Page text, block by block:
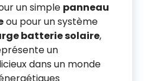
un simple panneau
ou pour un système
batterie solaire,
un
dans un monde